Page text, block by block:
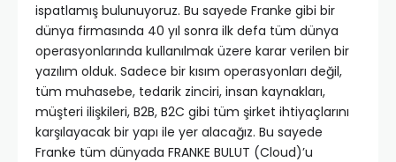
ispatlamış bulunuyoruz. Bu sayede Franke gibi bir
dünya firmasında 40 yıl sonra ilk defa tüm dünya
operasyonlarında kullanılmak üzere karar verilen bir
yazılım olduk. Sadece bir kısım operasyonları değil,
tüm muhasebe, tedarik zinciri, insan kaynakları,
müşteri ilişkileri, B2B, B2C gibi tüm şirket ihtiyaçlarını
karşılayacak bir yapı ile yer alacağız. Bu sayede
Franke tüm dünyada FRANKE BULUT (Cloud)’u